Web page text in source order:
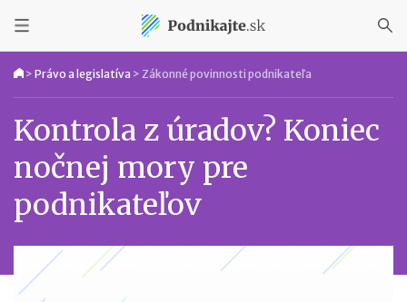
> Právo a legislatíva > Zákonné povinnosti podnikateľa
Kontrola z úradov? Koniec
nočnej mory pre
podnikateľov